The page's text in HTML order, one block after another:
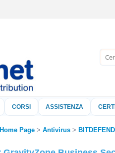
CORSI ASSISTENZA
Home Page Antivirus